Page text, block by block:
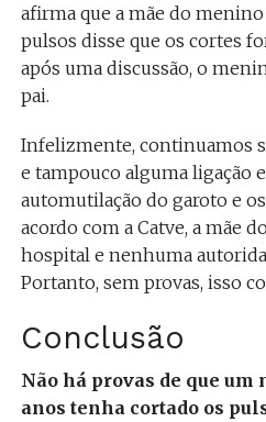
afirma que a mãe do
pulsos disse que os cortes
após uma discussão, o
pai.
Infelizmente, continuamos
e tampouco alguma ligação
automutilação do garoto e
acordo com a Catve, a mãe
hospital e nenhuma
Portanto, sem provas, isso
Conclusão
Não há provas de que um
anos tenha cortado os